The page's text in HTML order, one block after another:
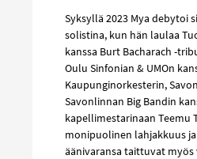
Syksyllä 2023 Mya debytoi
solistina, kun hän laulaa
kanssa Burt Bacharach -
Oulu Sinfonian & UMOn
Kaupunginorkesterin,
Savonlinnan Big Bandin
kapellimestarinaan Teemu
monipuolinen lahjakkuus
äänivaransa taittuvat